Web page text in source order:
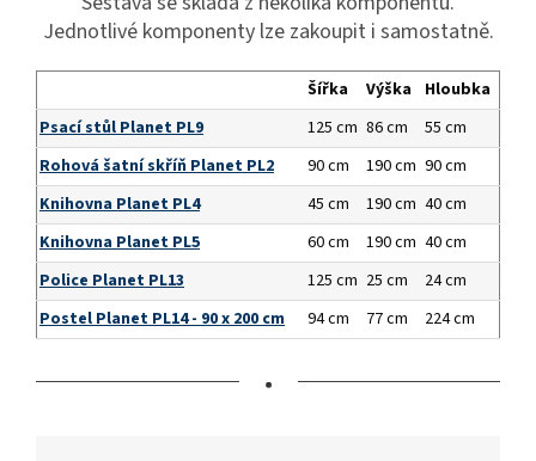
Jednotlivé komponenty lze zakoupit i samostatně.
Šířka Výška
Hloubka
Psací stůl Planet PL9
125 cm 86 cm
55 cm
Rohová šatní skříň Planet PL2
90 cm 190 cm 90 cm
Knihovna Planet PL4
45 cm 190 cm 40 cm
Knihovna Planet PL5
60 cm 190 cm 40 cm
Police Planet PL13
125 cm 25 cm
24 cm
Postel Planet PL14 - 90 x 200 cm
94 cm 77 cm 224 cm
•